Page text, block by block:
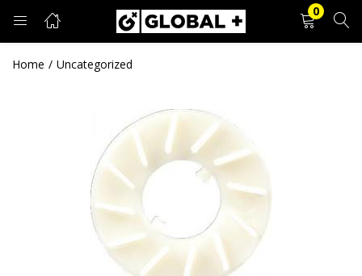
0
PRIJAVA REGISTRACIJA
Unesite svoje korisničko ime i lozinku.
Zapamti me
Prijava
Home Uncategorized